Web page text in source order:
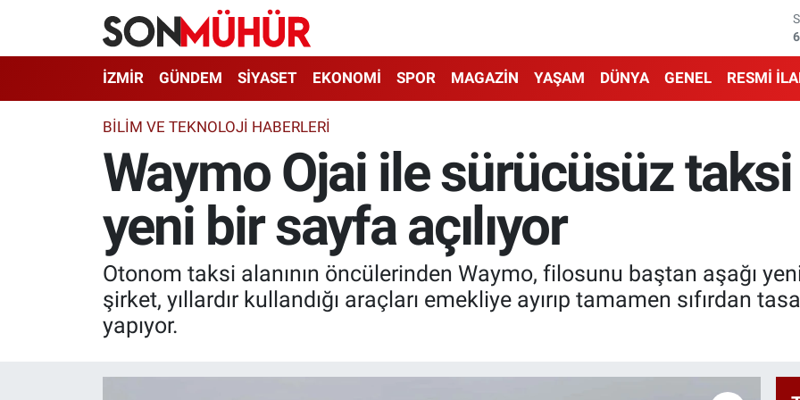
İZMİR GÜNDEM SİYASET EKONOMİ SPOR MAGAZİN YAŞAM DÜNYA GENEL RESMİ
BILIM VE TEKNOLOJI HABERLERI
Waymo Ojai ile sürücüsüz taksi
yeni bir sayfa açılıyor
Otonom taksi alanının öncülerinden Waymo, filosunu baştan aşağı
şirket, yıllardır kullandığı araçları emekliye ayırıp tamamen sıfırdan
yapıyor.
İzmir Nöbetçi Eczaneler
İzmir Hava Durumu
İzmir Namaz Vakitleri
İzmir Trafik Yoğunluk Haritası
Süper Lig Puan Durumu ve Fikstür
Tüm Manşetler
Son Dakika Haberleri